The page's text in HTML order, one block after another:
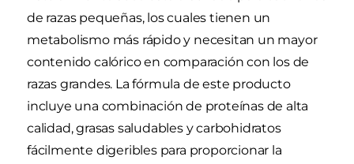
de razas pequeñas, los cuales tienen un
metabolismo más rápido y necesitan un mayor
contenido calórico en comparación con los de
razas grandes. La fórmula de este producto
incluye una combinación de proteínas de alta
calidad, grasas saludables y carbohidratos
fácilmente digeribles para proporcionar la